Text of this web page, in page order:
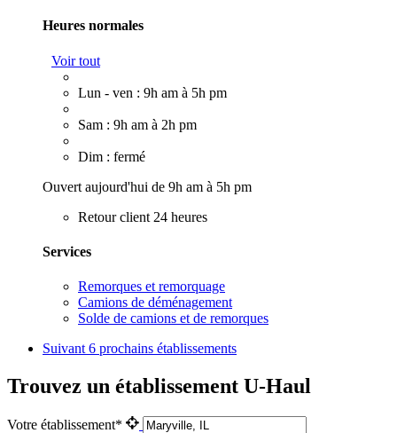
Heures normales
Voir tout
Lun - ven : 9h am à 5h pm
Sam : 9h am à 2h pm
Dim : fermé
Ouvert aujourd'hui de 9h am à 5h pm
Retour client 24 heures
Services
Remorques et remorquage
Camions de déménagement
Solde de camions et de remorques
Suivant 6 prochains établissements
Trouvez un établissement U-Haul
Votre établissement*